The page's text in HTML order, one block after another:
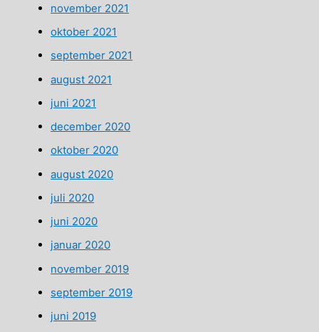
november 2021
oktober 2021
september 2021
august 2021
juni 2021
december 2020
oktober 2020
august 2020
juli 2020
juni 2020
januar 2020
november 2019
september 2019
juni 2019